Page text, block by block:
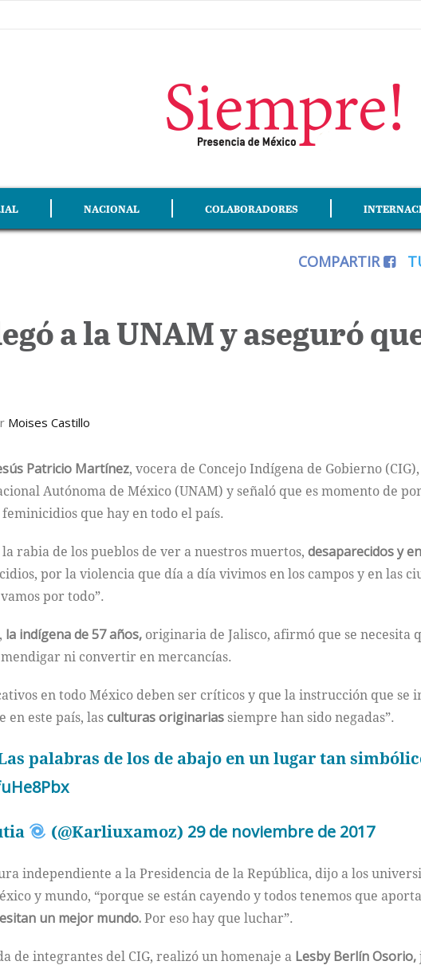
NACIONAL COLABORADORES
COMPARTIR
a la UNAM y aseguró
Moises Castillo
Patricio Martínez, vocera de Concejo Indígena de Gobierno
Autónoma de México (UNAM) y señaló que es momento de
que hay en todo el país.
rabia de los pueblos de ver a nuestros muertos, desaparecidos y
por la violencia que día a día vivimos en los campos y en las
por todo”.
la indígena de 57 años, originaria de Jalisco, afirmó que se necesita
ni convertir en mercancías.
en todo México deben ser críticos y que la instrucción que
este país, lasculturas originariassiempre han sido negadas”.
palabras de los de abajo en un lugar tan
(@Karliuxamoz) 29 de noviembre de 2017
independiente a la Presidencia de la República, dijo a los
y mundo, “porque se están cayendo y todos tenemos que
un mejor mundo.Por eso hay que luchar”.
de integrantes del CIG, realizó un homenaje a Lesby Berlín Osorio,